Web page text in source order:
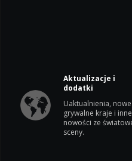
Aktualizacje i
dodatki
Uaktualnienia, nowe
grywalne kraje i inne
nowości ze
sceny.